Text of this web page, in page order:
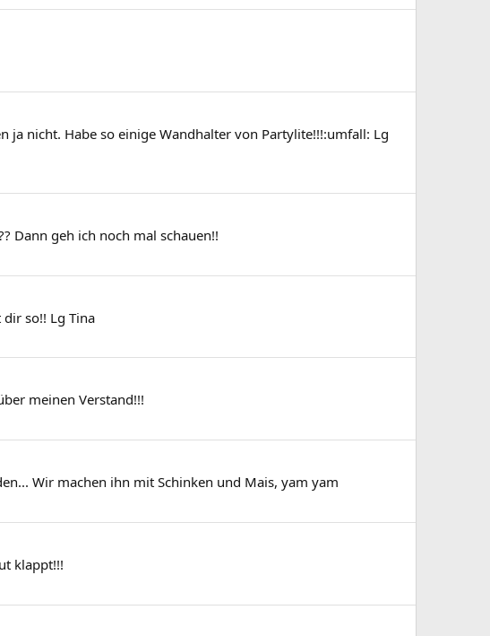
ja nicht. Habe so einige Wandhalter von Partylite!!!:umfall: Lg
Dann geh ich noch mal schauen!!
so!! Lg Tina
meinen Verstand!!!
Wir machen ihn mit Schinken und Mais, yam yam
klappt!!!